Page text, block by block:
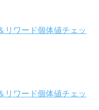
リワード個体値チェッ
リワード個体値チェッ